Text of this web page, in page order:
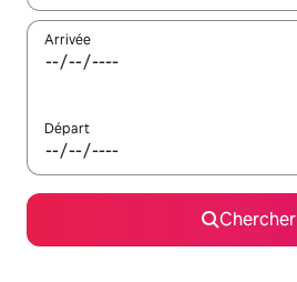
Arrivée
Départ
Chercher